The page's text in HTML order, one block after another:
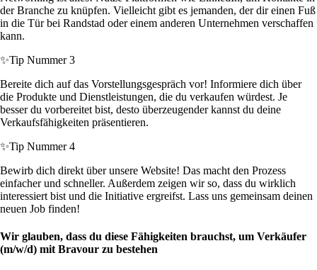
der Branche zu knüpfen. Vielleicht gibt es jemanden, der dir einen Fuß
in die Tür bei Randstad oder einem anderen Unternehmen verschaffen
kann.
✨Tip Nummer 3
Bereite dich auf das Vorstellungsgespräch vor! Informiere dich über
die Produkte und Dienstleistungen, die du verkaufen würdest. Je
besser du vorbereitet bist, desto überzeugender kannst du deine
Verkaufsfähigkeiten präsentieren.
✨Tip Nummer 4
Bewirb dich direkt über unsere Website! Das macht den Prozess
einfacher und schneller. Außerdem zeigen wir so, dass du wirklich
interessiert bist und die Initiative ergreifst. Lass uns gemeinsam deinen
neuen Job finden!
Wir glauben, dass du diese Fähigkeiten brauchst, um Verkäufer
(m/w/d) mit Bravour zu bestehen